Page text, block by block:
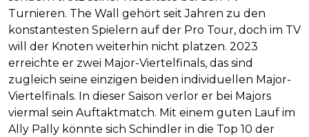
Turnieren. The Wall gehört seit Jahren zu den
konstantesten Spielern auf der Pro Tour, doch im TV
will der Knoten weiterhin nicht platzen. 2023
erreichte er zwei Major-Viertelfinals, das sind
zugleich seine einzigen beiden individuellen Major-
Viertelfinals. In dieser Saison verlor er bei Majors
viermal sein Auftaktmatch. Mit einem guten Lauf im
Ally Pally könnte sich Schindler in die Top 10 der